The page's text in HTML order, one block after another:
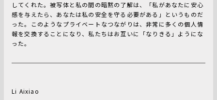
してくれた。被写体と私の間の暗黙の了解は、「私があなたに安心
感を与えたら、あなたは私の安全を守る必要がある」というものだ
った。このようなプライベートなつながりは、非常に多くの個人情
報を交換することになり、私たちはお互いに「なりきる」ようにな
った。
Li Aixiao